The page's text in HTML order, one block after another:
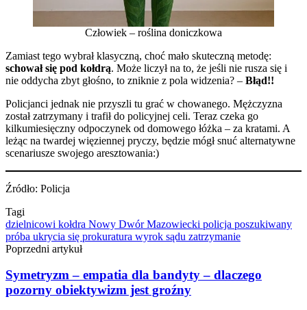
Człowiek – roślina doniczkowa
Zamiast tego wybrał klasyczną, choć mało skuteczną metodę:
schował się pod kołdrą. Może liczył na to, że jeśli nie rusza się i
nie oddycha zbyt głośno, to zniknie z pola widzenia? – Błąd!!
Policjanci jednak nie przyszli tu grać w chowanego. Mężczyzna
został zatrzymany i trafił do policyjnej celi. Teraz czeka go
kilkumiesięczny odpoczynek od domowego łóżka – za kratami. A
leżąc na twardej więziennej pryczy, będzie mógł snuć alternatywne
scenariusze swojego aresztowania:)
Źródło: Policja
Tagi
dzielnicowi kołdra Nowy Dwór Mazowiecki policja poszukiwany
próba ukrycia się prokuratura wyrok sądu zatrzymanie
Poprzedni artykuł
Symetryzm – empatia dla bandyty – dlaczego
pozorny obiektywizm jest groźny